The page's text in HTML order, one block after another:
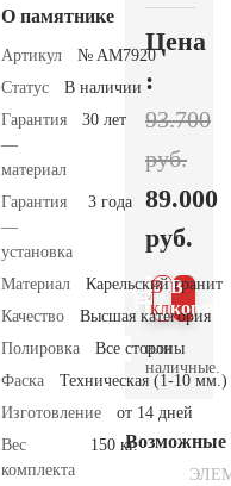
О памятнике
Артикул
№ AM7920
Статус
В наличии
Гарантия
—
материал
30 лет
Гарантия
—
установка
3 года
Материал
Карельский гранит
Качество
Высшая категория
Полировка
Все стороны
Фаска
Техническая (1-10 мм.)
Изготовление
от 14 дней
Вес
комплекта
150 кг.
Цена
:
93.700
руб.
89.000
руб.
В
В 1
клик
или
наличные.
Возможные